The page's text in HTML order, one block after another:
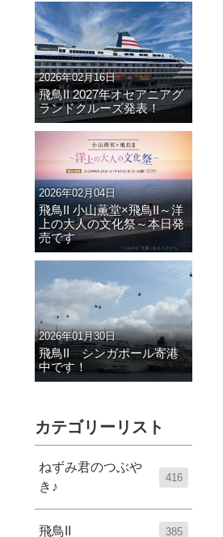
2026年02月16日
飛鳥II 2027年オセアニアグ
ランドクルーズ発表！
2026年02月04日
飛鳥II 小山薫堂×飛鳥II～洋
上の大人の文化祭～本日発
売です
2026年01月30日
飛鳥II シンガポール寄港
中です！
カテゴリーリスト
ねずみ君のつぶや
き♪
416
飛鳥II 385